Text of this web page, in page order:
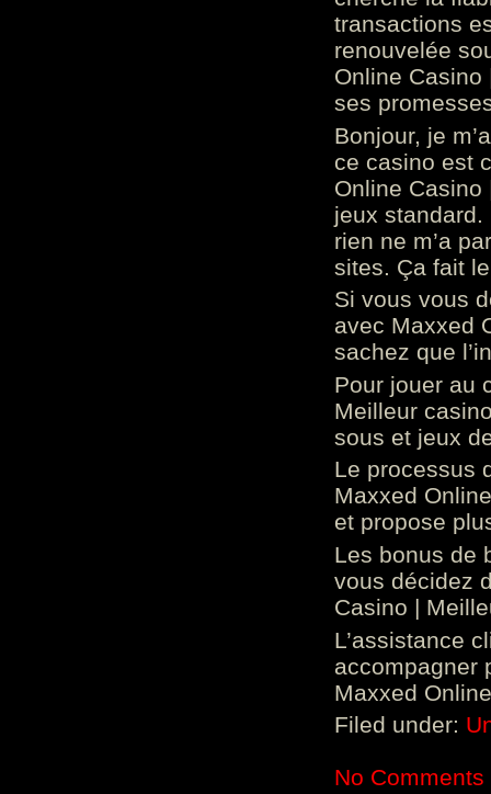
transactions
renouvelée
Online
ses
Bonjour, je
ce casino est
Online
jeux standard.
rien ne m’a
sites. Ça fait
Si vous vous
avec Maxxed
sachez que
Pour jouer au
Meilleur
sous et jeux
Le processus
Maxxed
et propose
Les bonus de
vous décidez
Casino |
L’assistance
accompagner
Maxxed
Filed under:
No Comments